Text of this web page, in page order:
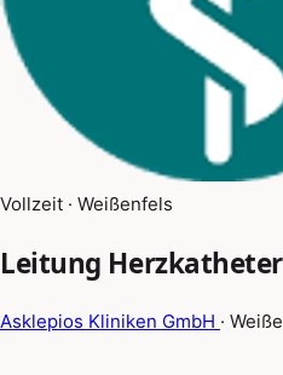
Vollzeit · Weißenfels
Leitung
Asklepios Kliniken GmbH ·